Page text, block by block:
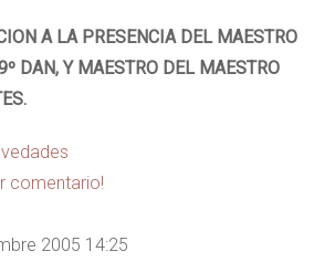
A LA PRESENCIA DEL MAESTRO
DAN, Y MAESTRO DEL MAESTRO
comentario!
2005 14:25